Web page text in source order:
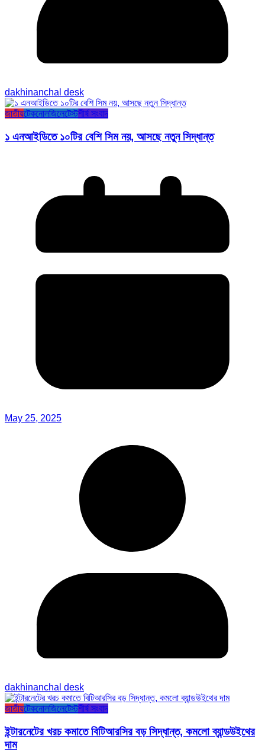
dakhinanchal desk
জাতীয়টেকনোলজিলেটেস্টশীর্ষ সংবাদ
১ এনআইডিতে ১০টির বেশি সিম নয়, আসছে নতুন সিদ্ধান্ত
May 25, 2025
dakhinanchal desk
জাতীয়টেকনোলজিলেটেস্টশীর্ষ সংবাদ
ইন্টারনেটের খরচ কমাতে বিটিআরসির বড় সিদ্ধান্ত, কমলো ব্যান্ডউইথের
দাম